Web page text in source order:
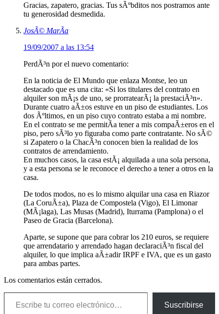
Gracias, zapatero, gracias. Tus sÃºbditos nos postramos ante
tu generosidad desmedida.
JosÃ© MarÃ­a
19/09/2007 a las 13:54
PerdÃ³n por el nuevo comentario:
En la noticia de El Mundo que enlaza Montse, leo un
destacado que es una cita: «Si los titulares del contrato en
alquiler son mÃ¡s de uno, se prorratearÃ¡ la prestaciÃ³n».
Durante cuatro aÃ±os estuve en un piso de estudiantes. Los
dos Ãºltimos, en un piso cuyo contrato estaba a mi nombre.
En el contrato se me permitÃ­a tener a mis compaÃ±eros en el
piso, pero sÃ³lo yo figuraba como parte contratante. No sÃ©
si Zapatero o la ChacÃ³n conocen bien la realidad de los
contratos de arrendamiento.
En muchos casos, la casa estÃ¡ alquilada a una sola persona,
y a esta persona se le reconoce el derecho a tener a otros en la
casa.
De todos modos, no es lo mismo alquilar una casa en Riazor
(La CoruÃ±a), Plaza de Compostela (Vigo), El Limonar
(MÃ¡laga), Las Musas (Madrid), Iturrama (Pamplona) o el
Paseo de Gracia (Barcelona).
Aparte, se supone que para cobrar los 210 euros, se requiere
que arrendatario y arrendado hagan declaraciÃ³n fiscal del
alquiler, lo que implica aÃ±adir IRPF e IVA, que es un gasto
para ambas partes.
Los comentarios están cerrados.
Escribe tu correo electrónico…
Suscribirse